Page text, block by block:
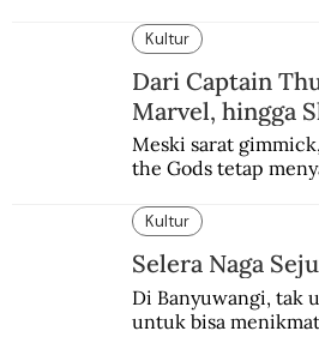
sebelumnya
diketahui.
Kultur
Dari Captain
Marvel, hingga
Meski sarat
the Gods tetap
Yunani.
Kultur
Selera Naga
Di Banyuwangi, tak
untuk bisa